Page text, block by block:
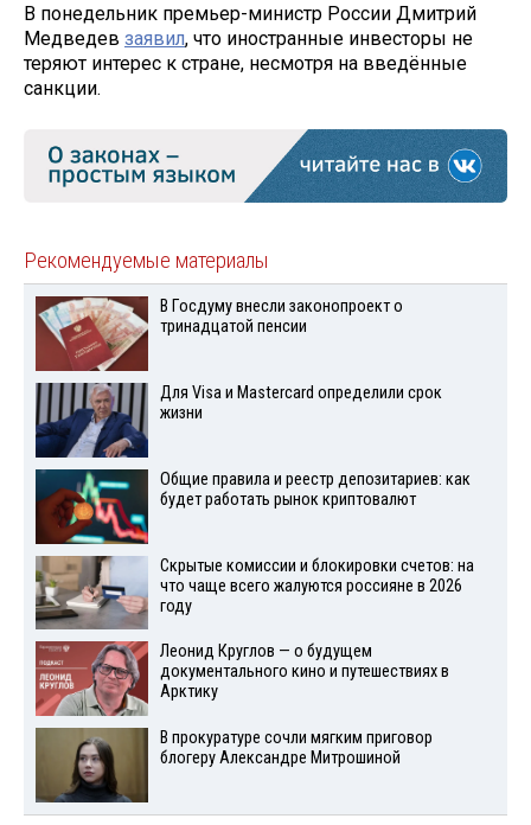
В понедельник премьер-министр России Дмитрий
Медведев заявил, что иностранные инвесторы не
теряют интерес к стране, несмотря на введённые
санкции.
Рекомендуемые материалы
В Госдуму внесли законопроект о
тринадцатой пенсии
Для Visа и Mastercard определили срок
жизни
Общие правила и реестр депозитариев: как
будет работать рынок криптовалют
Скрытые комиссии и блокировки счетов: на
что чаще всего жалуются россияне в 2026
году
Леонид Круглов — о будущем
документального кино и путешествиях в
Арктику
В прокуратуре сочли мягким приговор
блогеру Александре Митрошиной